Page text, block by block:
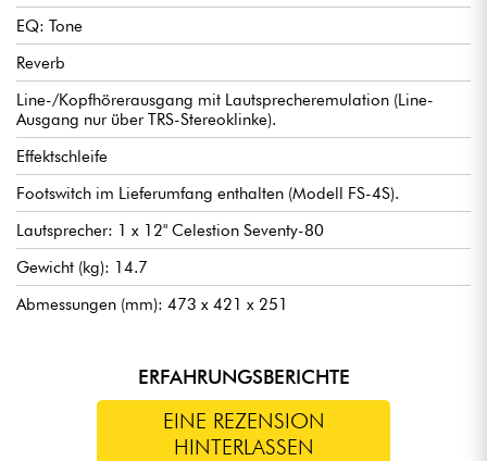
EQ: Tone
Reverb
Line-/Kopfhörerausgang mit Lautsprecheremulation (Line-
Ausgang nur über TRS-Stereoklinke).
Effektschleife
Footswitch im Lieferumfang enthalten (Modell FS-4S).
Lautsprecher: 1 x 12" Celestion Seventy-80
Gewicht (kg): 14.7
Abmessungen (mm): 473 x 421 x 251
ERFAHRUNGSBERICHTE
EINE REZENSION
HINTERLASSEN